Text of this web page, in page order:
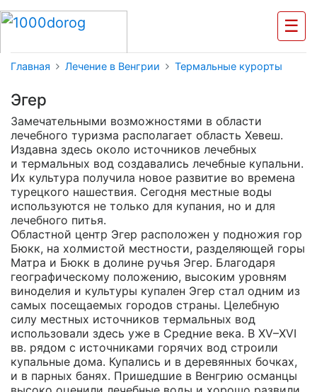
☰
Главная Лечение в Венгрии Термальные курорты
Эгер
Замечательными возможностями в области
лечебного туризма располагает область Хевеш.
Издавна здесь около источников лечебных
и термальных вод создавались лечебные купальни.
Их культура получила новое развитие во времена
турецкого нашествия. Сегодня местные воды
используются не только для купания, но и для
лечебного питья.
Областной центр Эгер расположен у подножия гор
Бюкк, на холмистой местности, разделяющей горы
Матра и Бюкк в долине ручья Эгер. Благодаря
географическому положению, высоким уровням
виноделия и культуры купален Эгер стал одним из
самых посещаемых городов страны. Целебную
силу местных источников термальных вод
использовали здесь уже в Средние века. В XV–XVI
вв. рядом с источниками горячих вод строили
купальные дома. Купались и в деревянных бочках,
и в парных банях. Пришедшие в Венгрию османцы